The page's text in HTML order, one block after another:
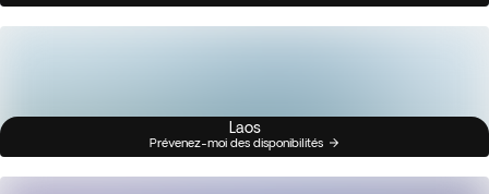
Laos
Prévenez-moi des disponibilités